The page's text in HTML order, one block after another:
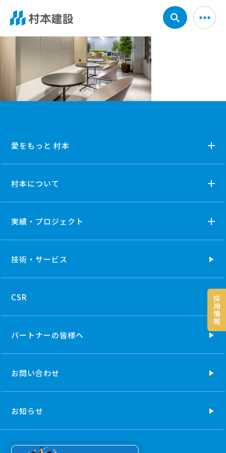
採
用
情
報
愛をもっと 村本
村本について
実績・プロジェクト
技術・ サービス
CSR
パートナーの皆様へ
お問い合わせ
お知らせ